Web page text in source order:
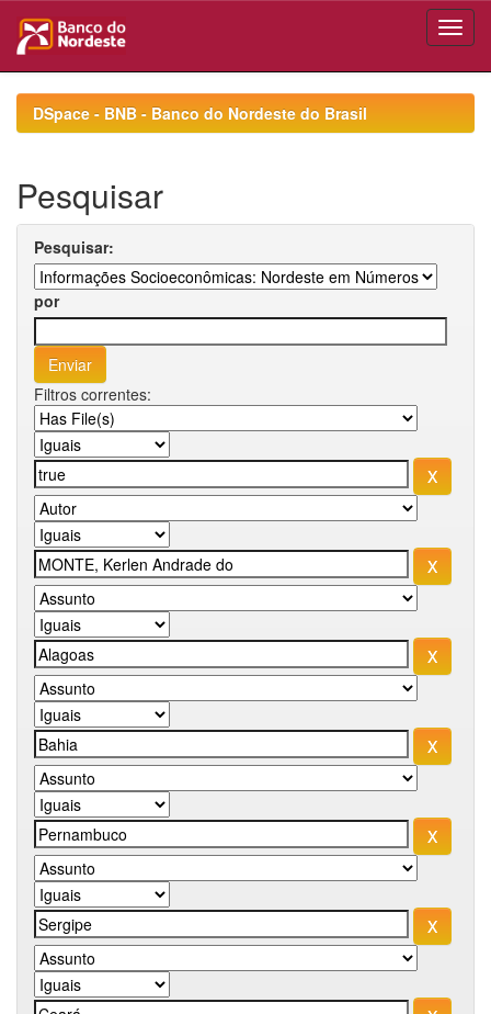
navigationDSpace - BNB - Banco do Nordeste do Brasil
Pesquisar
Pesquisar:
por
Filtros correntes: